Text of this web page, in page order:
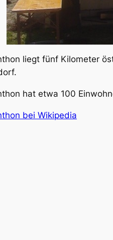
liegt fünf Kilometer
hat etwa 100
bei Wikipedia